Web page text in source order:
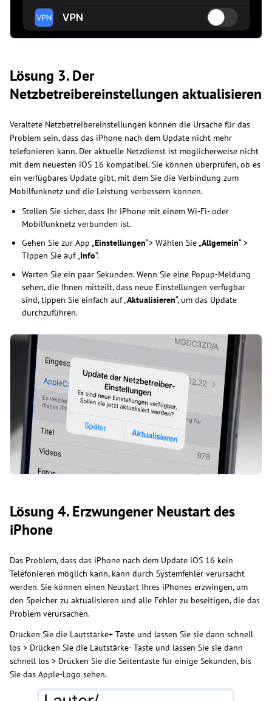
Lösung 3. Der
Netzbetreibereinstellungen aktualisieren
Veraltete Netzbetreibereinstellungen können die Ursache für das
Problem sein, dass das iPhone nach dem Update nicht mehr
telefonieren kann. Der aktuelle Netzdienst ist möglicherweise nicht
mit dem neuesten iOS 16 kompatibel. Sie können überprüfen, ob es
ein verfügbares Update gibt, mit dem Sie die Verbindung zum
Mobilfunknetz und die Leistung verbessern können.
Stellen Sie sicher, dass Ihr iPhone mit einem Wi-Fi- oder
Mobilfunknetz verbunden ist.
Gehen Sie zur App „Einstellungen“> Wählen Sie „Allgemein“ >
Tippen Sie auf „Info“.
Warten Sie ein paar Sekunden. Wenn Sie eine Popup-Meldung
sehen, die Ihnen mitteilt, dass neue Einstellungen verfügbar
sind, tippen Sie einfach auf „Aktualisieren“, um das Update
durchzuführen.
Lösung 4. Erzwungener Neustart des
iPhone
Das Problem, dass das iPhone nach dem Update iOS 16 kein
Telefonieren möglich kann, kann durch Systemfehler verursacht
werden. Sie können einen Neustart Ihres iPhones erzwingen, um
den Speicher zu aktualisieren und alle Fehler zu beseitigen, die das
Problem verursachen.
Drücken Sie die Lautstärke+ Taste und lassen Sie sie dann schnell
los > Drücken Sie die Lautstärke- Taste und lassen Sie sie dann
schnell los > Drücken Sie die Seitentaste für einige Sekunden, bis
Sie das Apple-Logo sehen.